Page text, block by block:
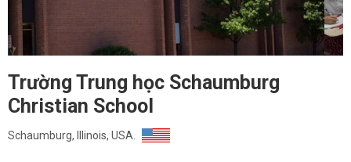
Trường Trung học Schaumburg
Christian School
Schaumburg, Illinois, USA.